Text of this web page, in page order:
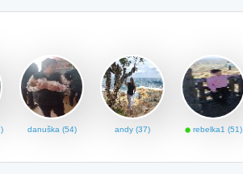
danuška (54) andy (37) rebelka1 (51)